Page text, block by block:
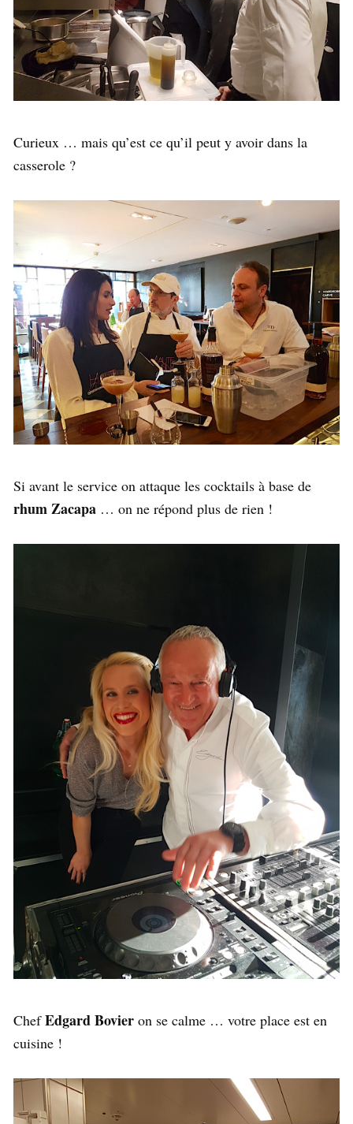
Curieux … mais qu’est ce qu’il peut y avoir dans la
casserole ?
Si avant le service on attaque les cocktails à base de
rhum Zacapa … on ne répond plus de rien !
ChefEdgard Bovier on se calme … votre place est en
cuisine !